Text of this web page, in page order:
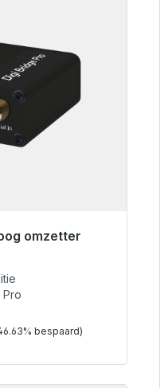
omzetterlevertijd
Pro
bespaard)